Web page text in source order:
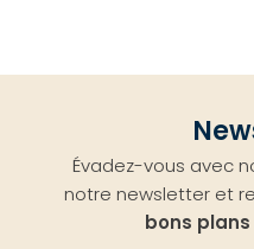
Évadez-vous avec
notre newsletter et
bons